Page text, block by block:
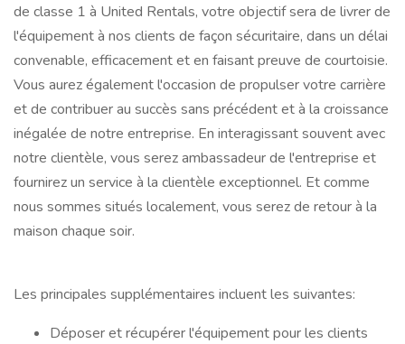
de classe 1 à United Rentals, votre objectif sera de livrer de
l'équipement à nos clients de façon sécuritaire, dans un délai
convenable, efficacement et en faisant preuve de courtoisie.
Vous aurez également l'occasion de propulser votre carrière
et de contribuer au succès sans précédent et à la croissance
inégalée de notre entreprise. En interagissant souvent avec
notre clientèle, vous serez ambassadeur de l'entreprise et
fournirez un service à la clientèle exceptionnel. Et comme
nous sommes situés localement, vous serez de retour à la
maison chaque soir.
Les principales supplémentaires incluent les suivantes:
Déposer et récupérer l'équipement pour les clients